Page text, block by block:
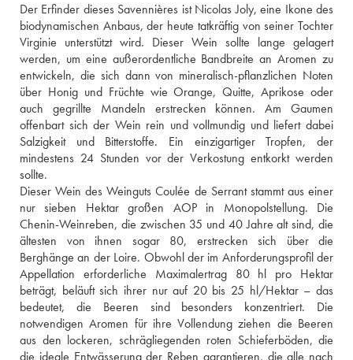
Der Erfinder dieses Savennières ist Nicolas Joly, eine Ikone des
biodynamischen Anbaus, der heute tatkräftig von seiner Tochter
Virginie unterstützt wird. Dieser Wein sollte lange gelagert
werden, um eine außerordentliche Bandbreite an Aromen zu
entwickeln, die sich dann von mineralisch-pflanzlichen Noten
über Honig und Früchte wie Orange, Quitte, Aprikose oder
auch gegrillte Mandeln erstrecken können. Am Gaumen
offenbart sich der Wein rein und vollmundig und liefert dabei
Salzigkeit und Bitterstoffe. Ein einzigartiger Tropfen, der
mindestens 24 Stunden vor der Verkostung entkorkt werden
sollte.
Dieser Wein des Weinguts Coulée de Serrant stammt aus einer
nur sieben Hektar großen AOP in Monopolstellung. Die
Chenin-Weinreben, die zwischen 35 und 40 Jahre alt sind, die
ältesten von ihnen sogar 80, erstrecken sich über die
Berghänge an der Loire. Obwohl der im Anforderungsprofil der
Appellation erforderliche Maximalertrag 80 hl pro Hektar
beträgt, beläuft sich ihrer nur auf 20 bis 25 hl/Hektar – das
bedeutet, die Beeren sind besonders konzentriert. Die
notwendigen Aromen für ihre Vollendung ziehen die Beeren
aus den lockeren, schrägliegenden roten Schieferböden, die
die ideale Entwässerung der Reben garantieren, die alle nach